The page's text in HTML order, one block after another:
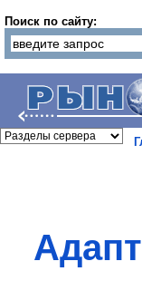
Поиск по сайту: